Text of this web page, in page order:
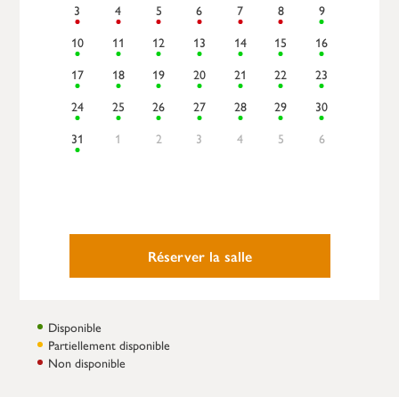
3
4 5 6 7 8
9
10
11 12 13 14 15
16
17
18 19 20 21 22
23
24
25 26 27 28 29
30
31
1 2 3 4 5 6
Réserver la salle
Disponible
Partiellement disponible
Non disponible